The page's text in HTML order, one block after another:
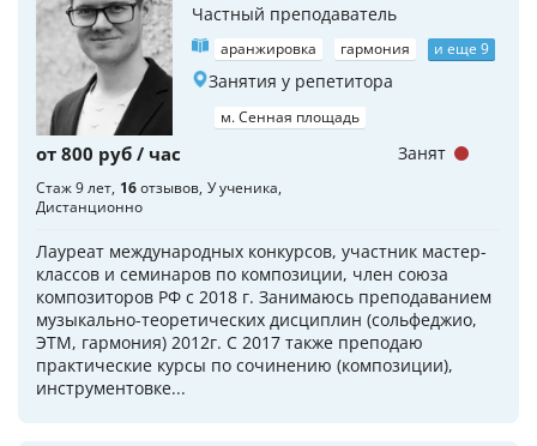
Частный преподаватель
аранжировка гармония и еще 9
Занятия у репетитора
м. Сенная площадь
от 800 руб / час
Стаж 9 лет 16отзывов У ученика
Дистанционно
Лауреат международных конкурсов, участник мастер-
классов и семинаров по композиции, член союза
композиторов РФ с 2018 г. Занимаюсь преподаванием
музыкально-теоретических дисциплин (сольфеджио,
ЭТМ, гармония) 2012г. С 2017 также преподаю
практические курсы по сочинению (композиции),
инструментовке...
Занят